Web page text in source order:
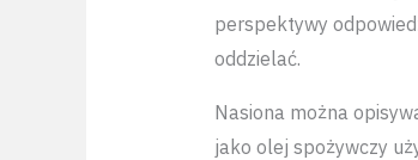
perspektywy
oddzielać.
Nasiona można
jako olej spożywczy